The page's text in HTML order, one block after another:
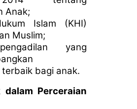
Anak;
Islam (KHI)
Muslim;
yang
bagi anak.
Perceraian